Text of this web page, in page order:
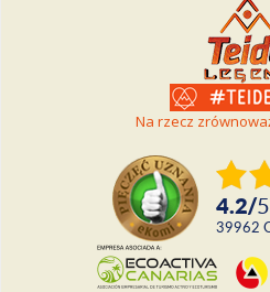
Na rzecz
4.2/5
39962